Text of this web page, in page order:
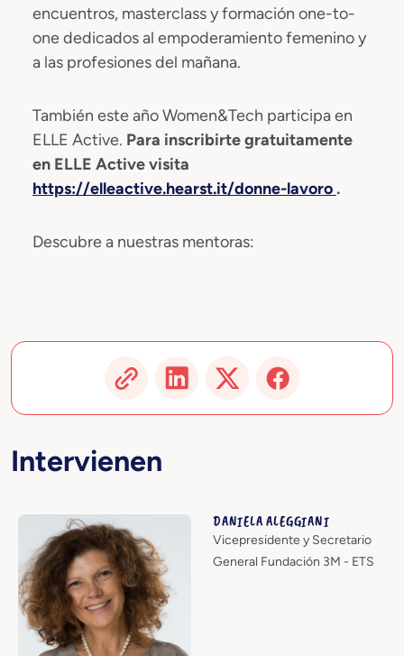
encuentros, masterclass y formación one-to-
one dedicados al empoderamiento femenino y
a las profesiones del mañana.
También este año Women&Tech participa en
ELLE Active. Para inscribirte gratuitamente
en ELLE Active visita
https://elleactive.hearst.it/donne-lavoro .
Descubre a nuestras mentoras:
Intervienen
DANIELA ALEGGIANI
Vicepresidente y Secretario
General Fundación 3M - ETS